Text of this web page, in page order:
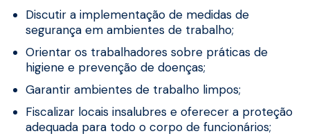
Discutir a implementação de medidas de
segurança em ambientes de trabalho;
Orientar os trabalhadores sobre práticas de
higiene e prevenção de doenças;
Garantir ambientes de trabalho limpos;
Fiscalizar locais insalubres e oferecer a proteção
adequada para todo o corpo de funcionários;